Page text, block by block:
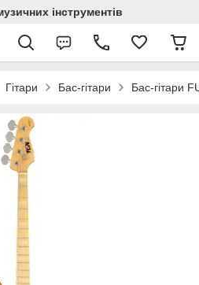
інструментів
Гітари Бас-гітари Бас-гітари